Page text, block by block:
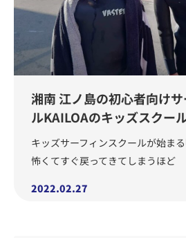
湘南 江ノ島の初心者向け
ルKAILOAのキッズスクー
キッズサーフィンスクールが始まる
怖くてすぐ戻ってきてしまうほど
2022.02.27